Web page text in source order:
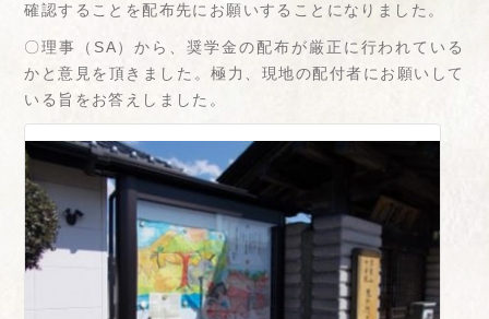
確認することを配布先にお願いすることになりました。
〇理事（SA）から、奨学金の配布が厳正に行われている
かと意見を頂きました。極力、現地の配付者にお願いして
いる旨をお答えしました。